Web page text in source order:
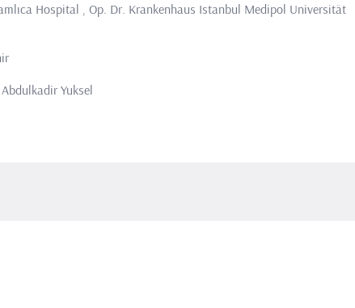
Hospital , Op. Dr. Krankenhaus Istanbul Medipol Universität
Yuksel